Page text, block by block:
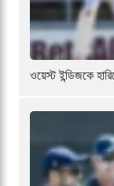
ওয়েস্ট ইন্ডিজকে